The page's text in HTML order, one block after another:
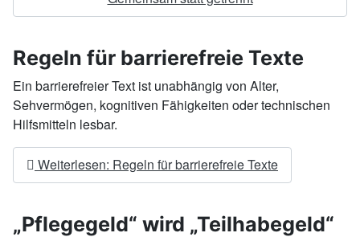
Regeln für barrierefreie Texte
Ein barrierefreier Text ist unabhängig von Alter,
Sehvermögen, kognitiven Fähigkeiten oder technischen
Hilfsmitteln lesbar.
Weiterlesen: Regeln für barrierefreie Texte
„Pflegegeld“ wird „Teilhabegeld“